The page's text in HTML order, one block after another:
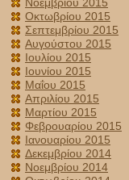
Οκτωβρίου 2015
Σεπτεμβρίου 2015
Αυγούστου 2015
Ιουλίου 2015
Ιουνίου 2015
Μαΐου 2015
Απριλίου 2015
Μαρτίου 2015
Φεβρουαρίου 2015
Ιανουαρίου 2015
Δεκεμβρίου 2014
Νοεμβρίου 2014